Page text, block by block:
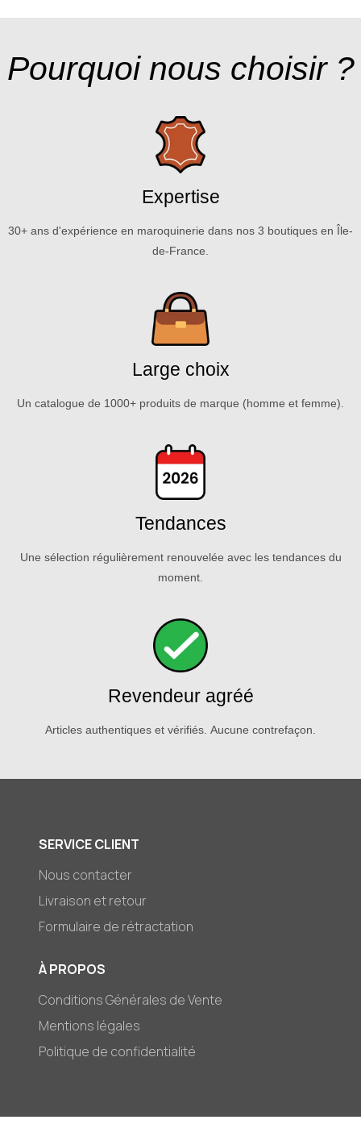
Pourquoi nous choisir ?
Expertise
30+ ans d'expérience en maroquinerie dans nos 3 boutiques en Île-
de-France.
Large choix
Un catalogue de 1000+ produits de marque (homme et femme).
Tendances
Une sélection régulièrement renouvelée avec les tendances du
moment.
Revendeur agréé
Articles authentiques et vérifiés. Aucune contrefaçon.
SERVICE CLIENT
Nous contacter
Livraison et retour
Formulaire de rétractation
À PROPOS
Conditions Générales de Vente
Mentions légales
Politique de confidentialité
© 2026,Mark-et-Zoé